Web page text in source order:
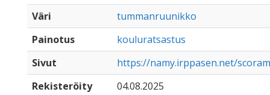
Väri
tummanruunikko
Painotus
kouluratsastus
Sivut
https://namy.irppasen.net/
Rekisteröity
04.08.2025